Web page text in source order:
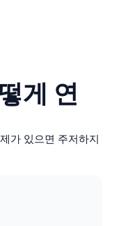
게 연
가 있으면 주저하지